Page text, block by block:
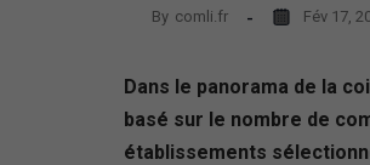
By comli.fr Fév 17,
Dans le panorama de la
basé sur le nombre de
établissements